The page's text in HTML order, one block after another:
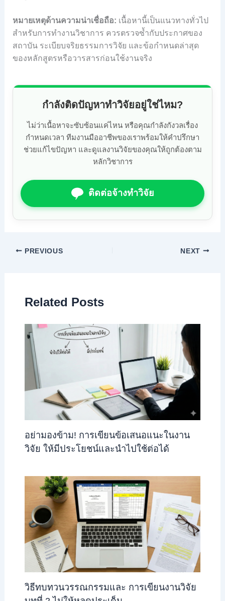
หมายเหตุด้านความน่าเชื่อถือ: เนื้อหานี้เป็นแนวทางทั่วไป
สำหรับการทำงานวิชาการ ควรตรวจซ้ำกับประกาศของ
สถาบัน ระเบียบจริยธรรมการวิจัย และข้อกำหนดล่าสุด
ของหลักสูตรหรือวารสารก่อนใช้งานจริง
กำลังติดปัญหาทำวิจัยอยู่ใช่ไหม?
ไม่ว่าเนื้อหาจะซับซ้อนแค่ไหน หรือคุณกำลังกังวลเรื่อง
กำหนดเวลา ทีมงานมืออาชีพของเราพร้อมให้คำปรึกษา
ช่วยแก้ไขปัญหา และดูแลงานวิจัยของคุณให้ถูกต้องตาม
หลักวิชาการ
ติดต่อจ้างทำวิจัย
PREVIOUS NEXT
Related Posts
อย่ามองข้าม! การเขียนข้อเสนอแนะในงาน
วิจัย ให้มีประโยชน์และนำไปใช้ต่อได้
วิธีทบทวนวรรณกรรมและ การเขียนงานวิจัย